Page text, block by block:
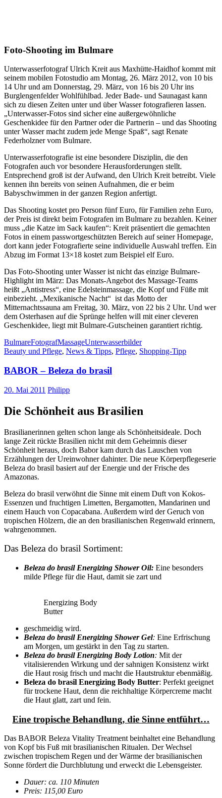
Foto-Shooting im Bulmare
Unterwasserfotograf Ulrich Kreit aus Maxhütte-Haidhof kommt mit
seinem mobilen Fotostudio am Montag, 26. März 2012, von 10 bis
14 Uhr und am Donnerstag, 29. März, von 16 bis 20 Uhr ins
Burglengenfelder Wohlfühlbad. Jeder Bade- und Saunagast kann
sich zu diesen Zeiten unter und über Wasser fotografieren lassen.
„Unterwasser-Fotos sind sicher eine außergewöhnliche
Geschenkidee für den Partner oder die Partnerin – und das Shooting
unter Wasser macht zudem jede Menge Spaß“, sagt Renate
Federholzner vom Bulmare.
Unterwasserfotografie ist eine besondere Disziplin, die den
Fotografen auch vor besondere Herausforderungen stellt.
Entsprechend groß ist der Aufwand, den Ulrich Kreit betreibt. Viele
kennen ihn bereits von seinen Aufnahmen, die er beim
Babyschwimmen in der ganzen Region anfertigt.
Das Shooting kostet pro Person fünf Euro, für Familien zehn Euro,
der Preis ist direkt beim Fotografen im Bulmare zu bezahlen. Keiner
muss „die Katze im Sack kaufen“: Kreit präsentiert die gemachten
Fotos in einem passwortgeschützten Bereich auf seiner Homepage,
dort kann jeder Fotografierte seine individuelle Auswahl treffen. Ein
Abzug im Format 13×18 kostet zum Beispiel elf Euro.
Das Foto-Shooting unter Wasser ist nicht das einzige Bulmare-
Highlight im März: Das Monats-Angebot des Massage-Teams
heißt „Antistress“, eine Edelsteinmassage, die Kopf und Füße mit
einbezieht. „Mexikanische Nacht“ ist das Motto der
Mitternachtssauna am Freitag, 30. März, von 22 bis 2 Uhr. Und wer
dem Osterhasen auf die Sprünge helfen will mit einer cleveren
Geschenkidee, liegt mit Bulmare-Gutscheinen garantiert richtig.
BulmareFotografMassageUnterwasserbilder
Beauty und Pflege, News & Tipps, Pflege, Shopping-Tipp
BABOR – Beleza do brasil
20. Mai 2011 Philipp
Die Schönheit aus Brasilien
Brasilianerinnen gelten schon lange als Schönheitsideale. Doch
lange Zeit rückte Brasilien nicht mit dem Geheimnis dieser
Schönheit heraus, doch Babor kam durch das Lauschen von
Erzählungen der Ureinwohner dahinter. Die neue Körperpflegeserie
Beleza do brasil basiert auf der Energie und der Frische des
Amazonas.
Beleza do brasil verwöhnt die Sinne mit einem Duft von Kokos-
Essenzen und fruchtigen Limetten, Bergamotten, Mandarinen und
einem Hauch von Copacabana. Außerdem wird der Geruch von
tropischen Hölzern, die an den brasilianischen Regenwald erinnern,
wahrgenommen.
Das Beleza do brasil Sortiment:
Beleza do brasil Energizing Shower Oil: Eine besonders
milde Pflege für die Haut, damit sie zart und
Energizing Body
Butter
geschmeidig wird.
Beleza do brasil Energizing Shower Gel: Eine Erfrischung
am Morgen, um gestärkt in den Tag zu starten.
Beleza do brasil Energizing Body Lotion: Mit der
vitalisierenden Wirkung und der sahnigen Konsistenz wirkt
die Haut rosig frisch und macht die Hautstruktur ebenmäßig.
Beleza do brasil Energizing Body Butter: Perfekt geeignet
für trockene Haut, denn die reichhaltige Körpercreme macht
die Haut glatt, zart und fein.
Eine tropische Behandlung, die Sinne entführt…
Das BABOR Beleza Vitality Treatment beinhaltet eine Behandlung
von Kopf bis Fuß mit brasilianischen Ritualen. Der Wechsel
zwischen tropischem Regen und der Wärme der brasilianischen
Sonne fördert die Durchblutung und erweckt die Lebensgeister.
Dauer: ca. 110 Minuten
Preis: 115,00 Euro